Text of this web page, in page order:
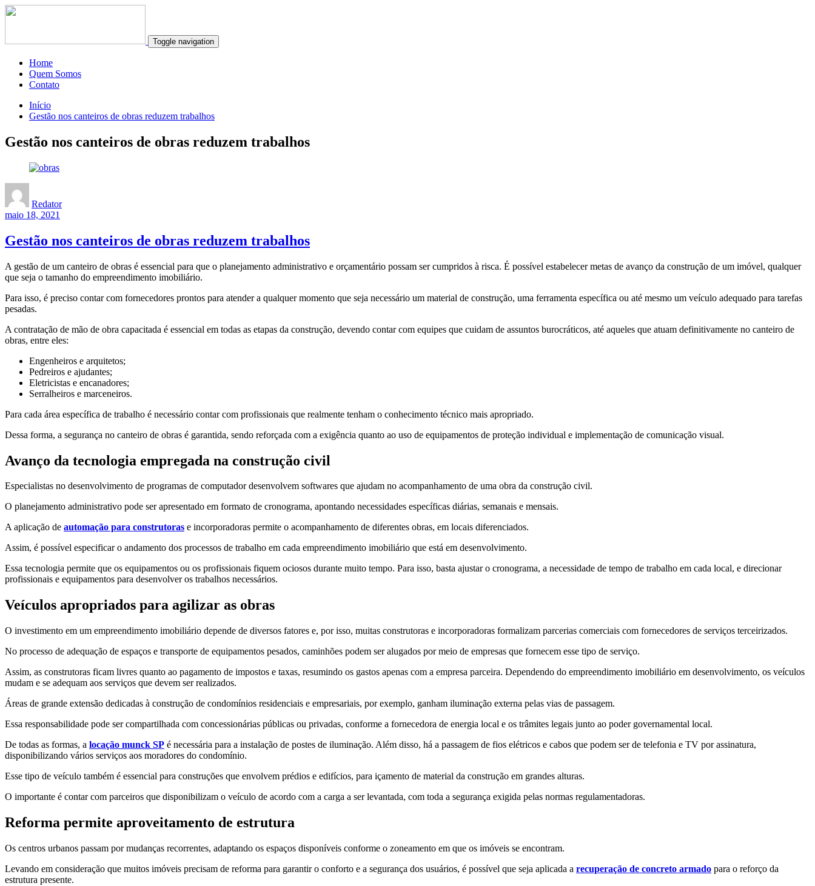
Toggle navigation
Home
Quem Somos
Contato
Início
Gestão nos canteiros de obras reduzem trabalhos
Gestão nos canteiros de obras reduzem trabalhos
Redator
maio 18, 2021
Gestão nos canteiros de obras reduzem trabalhos
A gestão de um canteiro de obras é essencial para que o planejamento administrativo e orçamentário possam ser cumpridos à risca. É possível estabelecer metas de avanço da construção de um imóvel, qualquer
que seja o tamanho do empreendimento imobiliário.
Para isso, é preciso contar com fornecedores prontos para atender a qualquer momento que seja necessário um material de construção, uma ferramenta específica ou até mesmo um veículo adequado para tarefas
pesadas.
A contratação de mão de obra capacitada é essencial em todas as etapas da construção, devendo contar com equipes que cuidam de assuntos burocráticos, até aqueles que atuam definitivamente no canteiro de
obras, entre eles:
Engenheiros e arquitetos;
Pedreiros e ajudantes;
Eletricistas e encanadores;
Serralheiros e marceneiros.
Para cada área específica de trabalho é necessário contar com profissionais que realmente tenham o conhecimento técnico mais apropriado.
Dessa forma, a segurança no canteiro de obras é garantida, sendo reforçada com a exigência quanto ao uso de equipamentos de proteção individual e implementação de comunicação visual.
Avanço da tecnologia empregada na construção civil
Especialistas no desenvolvimento de programas de computador desenvolvem softwares que ajudam no acompanhamento de uma obra da construção civil.
O planejamento administrativo pode ser apresentado em formato de cronograma, apontando necessidades específicas diárias, semanais e mensais.
A aplicação de automação para construtoras e incorporadoras permite o acompanhamento de diferentes obras, em locais diferenciados.
Assim, é possível especificar o andamento dos processos de trabalho em cada empreendimento imobiliário que está em desenvolvimento.
Essa tecnologia permite que os equipamentos ou os profissionais fiquem ociosos durante muito tempo. Para isso, basta ajustar o cronograma, a necessidade de tempo de trabalho em cada local, e direcionar
profissionais e equipamentos para desenvolver os trabalhos necessários.
Veículos apropriados para agilizar as obras
O investimento em um empreendimento imobiliário depende de diversos fatores e, por isso, muitas construtoras e incorporadoras formalizam parcerias comerciais com fornecedores de serviços terceirizados.
No processo de adequação de espaços e transporte de equipamentos pesados, caminhões podem ser alugados por meio de empresas que fornecem esse tipo de serviço.
Assim, as construtoras ficam livres quanto ao pagamento de impostos e taxas, resumindo os gastos apenas com a empresa parceira. Dependendo do empreendimento imobiliário em desenvolvimento, os veículos
mudam e se adequam aos serviços que devem ser realizados.
Áreas de grande extensão dedicadas à construção de condomínios residenciais e empresariais, por exemplo, ganham iluminação externa pelas vias de passagem.
Essa responsabilidade pode ser compartilhada com concessionárias públicas ou privadas, conforme a fornecedora de energia local e os trâmites legais junto ao poder governamental local.
De todas as formas, a locação munck SP é necessária para a instalação de postes de iluminação. Além disso, há a passagem de fios elétricos e cabos que podem ser de telefonia e TV por assinatura,
disponibilizando vários serviços aos moradores do condomínio.
Esse tipo de veículo também é essencial para construções que envolvem prédios e edifícios, para içamento de material da construção em grandes alturas.
O importante é contar com parceiros que disponibilizam o veículo de acordo com a carga a ser levantada, com toda a segurança exigida pelas normas regulamentadoras.
Reforma permite aproveitamento de estrutura
Os centros urbanos passam por mudanças recorrentes, adaptando os espaços disponíveis conforme o zoneamento em que os imóveis se encontram.
Levando em consideração que muitos imóveis precisam de reforma para garantir o conforto e a segurança dos usuários, é possível que seja aplicada a recuperação de concreto armado para o reforço da
estrutura presente.